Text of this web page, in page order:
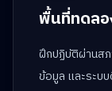
พื้นที่ทดลอ
ฝึกปฏิบัติผ่านส
ข้อมูล และระบ